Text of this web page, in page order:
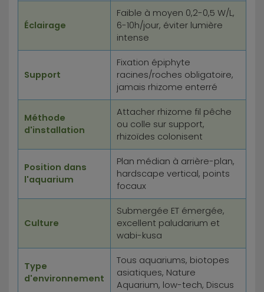
Éclairage
Faible à moyen 0,2-0,5 W/L,
6-10h/jour, éviter lumière
intense
Support
Fixation épiphyte
racines/roches obligatoire,
jamais rhizome enterré
Méthode
d'installation
Attacher rhizome fil pêche
ou colle sur support,
rhizoïdes colonisent
Position dans
l'aquarium
Plan médian à arrière-plan,
hardscape vertical, points
focaux
Culture
Submergée ET émergée,
excellent paludarium et
wabi-kusa
Type
d'environnement
Tous aquariums, biotopes
asiatiques, Nature
Aquarium, low-tech, Discus